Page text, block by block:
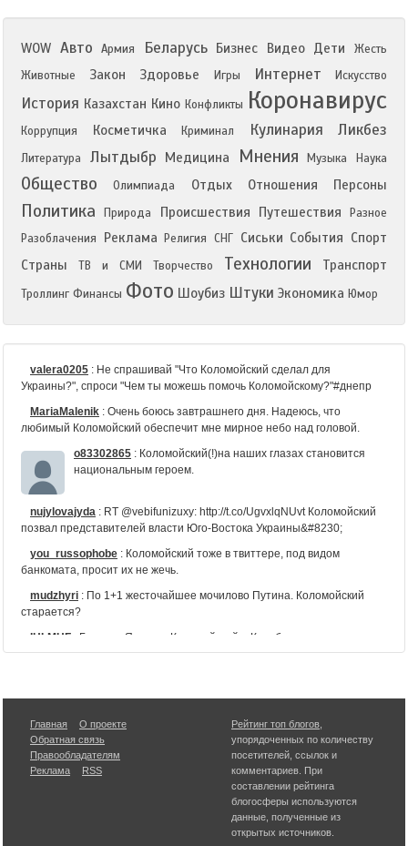
WOW Авто Армия Беларусь Бизнес Видео Дети
Жесть
Животные
Закон Здоровье Игры Интернет Искусство
История Казахстан Кино Конфликты Коронавирус
Коррупция Косметичка Криминал Кулинария Ликбез
Литература Лытдыбр Медицина Мнения Музыка Наука
Общество Олимпиада Отдых Отношения Персоны
Политика Природа Происшествия Путешествия
Разное
Разоблачения
Реклама Религия СНГ Сиськи События Спорт
Страны
ТВ и СМИ Творчество Технологии Транспорт
Троллинг Финансы Фото Шоубиз Штуки Экономика Юмор
valera0205 : Не спрашивай "Что Коломойский сделал для
Украины?", спроси "Чем ты можешь помочь Коломойскому?"#днепр
MariaMalenik : Очень боюсь завтрашнего дня. Надеюсь, что
любимый Коломойский обеспечит мне мирное небо над головой.
o83302865 : Коломойский(!)на наших глазах становится
национальным героем.
nujylovajyda : RT @vebifunizuxy: http://t.co/UgvxlqNUvt Коломойский
позвал представителей власти Юго-Востока Украины&#8230;
you_russophobe : Коломойский тоже в твиттере, под видом
банкомата, просит их не жечь.
mudzhyri : По 1+1 жесточайшее мочилово Путина. Коломойский
старается?
IHLMHF
Господа Яценюк, Коломойский и Ко - большое вам
спасибо за заботу... http://t.co/rsQUTxekN8 #Украина
Подписал меморандум с Южмашем (который делал Сатану)
familyroomcomua
Коломойский уже фактически забрал из
вотчины Ахметова один крупный порт http://t.co/q6wImwIlAp
Gelaa5A
Коломойский выплатит семьям погибших
военных по миллиону гривен &nbsp;&nbsp;&nbsp;Штаб
национальной защиты Днепропетровской
RT @dneprcity: Коломойский готов оплатить
Главная
О проекте
Обратная связь
Правообладателям
Реклама
RSS
Рейтинг топ блогов
упорядоченных по количеству
посетителей, ссылок и
комментариев. При
составлении рейтинга
блогосферы используются
данные, полученные из
открытых источников.